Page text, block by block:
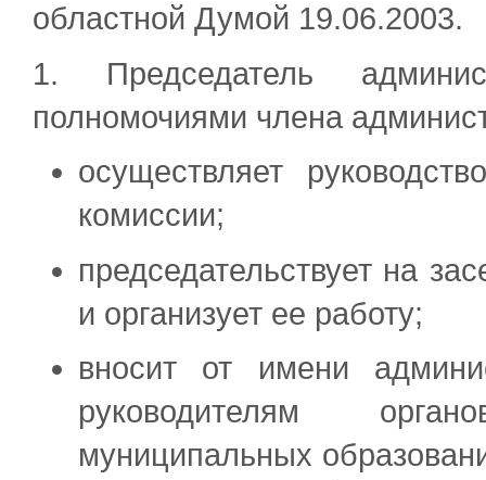
областной Думой 19.06.2003.
1. Председатель
полномочиями члена
осуществляет
комиссии;
председательствует на
и организует ее работу;
вносит от имени
руководителям
муниципальных